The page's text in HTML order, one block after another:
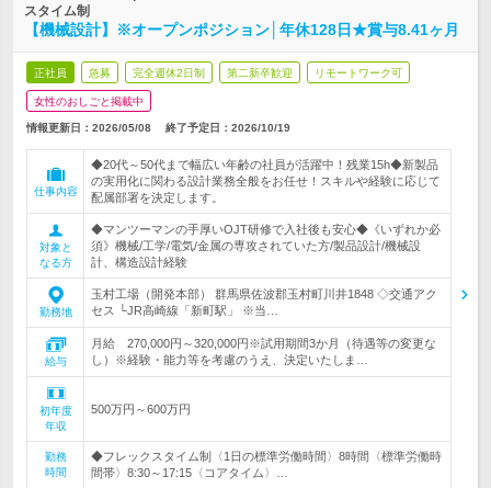
スタイム制
【機械設計】※オープンポジション│年休128日★賞与8.41ヶ月
正社員 急募 完全週休2日制 第二新卒歓迎 リモートワーク可
女性のおしごと掲載中
情報更新日：2026/05/08 終了予定日： 2026/10/19
仕事内容
◆20代～50代まで幅広い年齢の社員が活躍中！残業15h◆新製品
の実用化に関わる設計業務全般をお任せ！スキルや経験に応じて
配属部署を決定します。
対象と
なる方
◆マンツーマンの手厚いOJT研修で入社後も安心◆《いずれか必
須》機械/工学/電気/金属の専攻されていた方/製品設計/機械設
計、構造設計経験
勤務地
玉村工場（開発本部） 群馬県佐波郡玉村町川井1848 ◇交通アク
セス └JR高崎線「新町駅」 ※当…
給与
月給 270,000円～320,000円※試用期間3か月（待遇等の変更な
し）※経験・能力等を考慮のうえ、決定いたしま…
初年度
年収
500万円～600万円
勤務
時間
◆フレックスタイム制〈1日の標準労働時間〉8時間〈標準労働時
間帯〉8:30～17:15〈コアタイム〉…